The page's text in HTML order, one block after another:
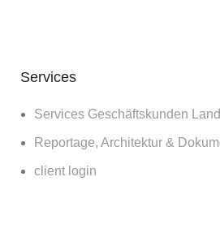
Services
Services Geschäftskunden
Reportage, Architektur &
client login